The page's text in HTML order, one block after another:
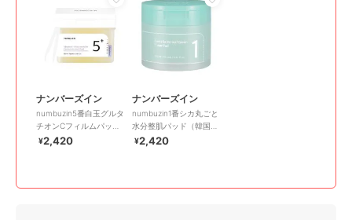
ナンバーズイン
numbuzin5番白玉グルタ
チオンCフィルムパッド
（韓国コスメ）
¥2,420
ナンバーズイン
numbuzin1番シカ丸ごと
水分整肌パッド（韓国コ
スメ）
¥2,420